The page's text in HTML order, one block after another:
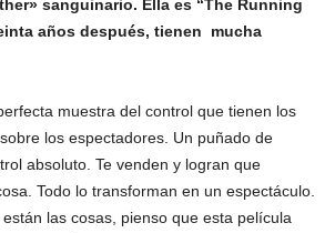
sanguinario. Ella es “The Running
años después, tienen mucha
muestra del control que tienen los
los espectadores. Un puñado de
absoluto. Te venden y logran que
Todo lo transforman en un espectáculo.
las cosas, pienso que esta película